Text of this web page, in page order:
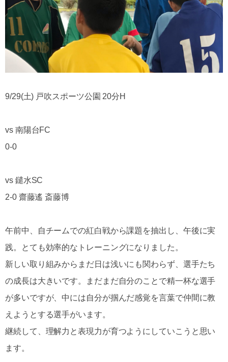
9/29(土) 戸吹スポーツ公園 20分H
vs 南陽台FC
0-0
vs 鑓水SC
2-0 齋藤遙 斎藤博
午前中、自チームでの紅白戦から課題を抽出し、午後に実
践。とても効率的なトレーニングになりました。
新しい取り組みからまだ日は浅いにも関わらず、選手たち
の成長は大きいです。まだまだ自分のことで精一杯な選手
が多いですが、中には自分が掴んだ感覚を言葉で仲間に教
えようとする選手がいます。
継続して、理解力と表現力が育つようにしていこうと思い
ます。